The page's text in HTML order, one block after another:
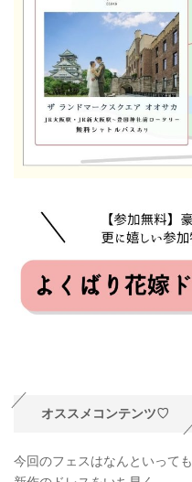
オススメコンテンツ♡
今回のフェスはなんといっても